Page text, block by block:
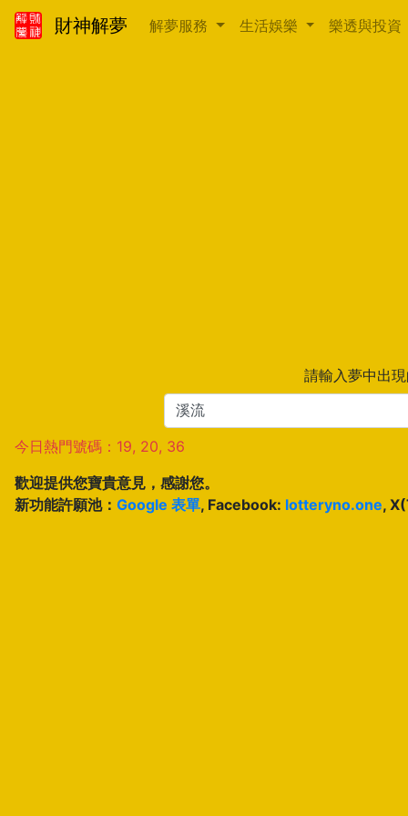
財神解夢 解夢服務 生活娛樂 樂透與投資
請輸入夢中出
今日熱門號碼：19, 20, 36
歡迎提供您寶貴意見，感謝您。
新功能許願池： Google 表單, Facebook: lotteryno.one,